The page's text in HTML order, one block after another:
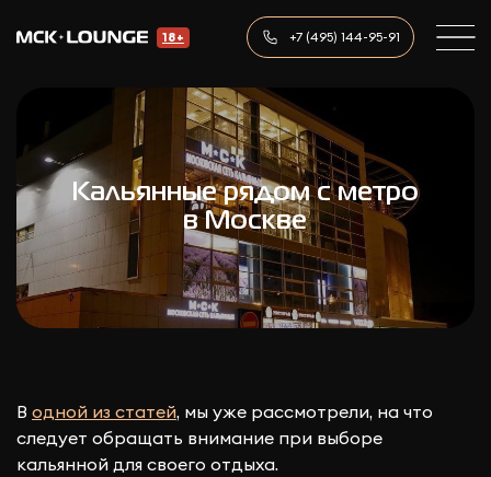
18+ +7 (495) 144-95-91
Кальянные рядом с метро
в Москве
В одной из статей, мы уже рассмотрели, на что
следует обращать внимание при выборе
кальянной для своего отдыха.